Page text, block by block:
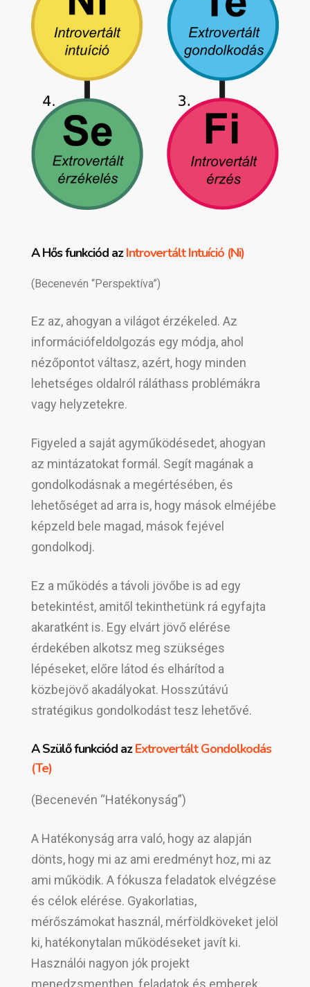
A Hős funkciód azIntrovertált Intuíció (Ni)
(Becenevén “Perspektíva”)
Ez az, ahogyan a világot érzékeled. Az
információfeldolgozás egy módja, ahol
nézőpontot váltasz, azért, hogy minden
lehetséges oldalról ráláthass problémákra
vagy helyzetekre.
Figyeled a saját agyműködésedet, ahogyan
az mintázatokat formál. Segít magának a
gondolkodásnak a megértésében, és
lehetőséget ad arra is, hogy mások elméjébe
képzeld bele magad, mások fejével
gondolkodj.
Ez a működés a távoli jövőbe is ad egy
betekintést, amitől tekinthetünk rá egyfajta
akaratként is. Egy elvárt jövő elérése
érdekében alkotsz meg szükséges
lépéseket, előre látod és elhárítod a
közbejövő akadályokat. Hosszútávú
stratégikus gondolkodást tesz lehetővé.
A Szülő funkciód azExtrovertált Gondolkodás
(Te)
(Becenevén “Hatékonyság”)
A Hatékonyság arra való, hogy az alapján
dönts, hogy mi az ami eredményt hoz, mi az
ami működik. A fókusza feladatok elvégzése
és célok elérése. Gyakorlatias,
mérőszámokat használ, mérföldköveket jelöl
ki, hatékonytalan működéseket javít ki.
Használói nagyon jók projekt
menedzsmentben, feladatok és emberek